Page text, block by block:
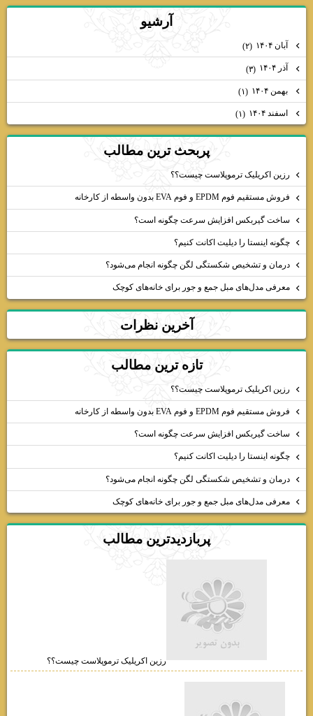
آرشيو
آبان ۱۴۰۴ (۲)
آذر ۱۴۰۴ (۳)
بهمن ۱۴۰۴ (۱)
اسفند ۱۴۰۴ (۱)
پربحث ترين مطالب
رزین اکریلیک ترموپلاست چیست؟؟
فروش مستقیم فوم EPDM و فوم EVA بدون واسطه از کارخانه
ساخت گیربکس افزایش سرعت چگونه است؟
چگونه اینستا را دیلیت اکانت کنیم؟
درمان و تشخیص شکستگی لگن چگونه انجام می‌شود؟
معرفی مدل‌های مبل جمع و جور برای خانه‌های کوچک
آخرين نظرات
تازه ترين مطالب
رزین اکریلیک ترموپلاست چیست؟؟
فروش مستقیم فوم EPDM و فوم EVA بدون واسطه از کارخانه
ساخت گیربکس افزایش سرعت چگونه است؟
چگونه اینستا را دیلیت اکانت کنیم؟
درمان و تشخیص شکستگی لگن چگونه انجام می‌شود؟
معرفی مدل‌های مبل جمع و جور برای خانه‌های کوچک
پربازديدترين مطالب
رزین اکریلیک ترموپلاست چیست؟؟